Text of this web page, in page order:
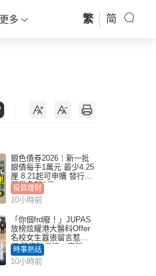
更多 繁 简
銀色債券2026｜新一批
銀債每手1萬元 最少4.25
厘 8.21起可申購 發行金
額最多550億
投資理財
10小時前
「你個frd廢！」JUPAS
放榜炫耀港大醫科Offer
名校女生囂張留言惹眾
怒 醫學院澄清：宣稱
「40.5分獲錄取」不符事
實｜Juicy叮
時事熱話
10小時前